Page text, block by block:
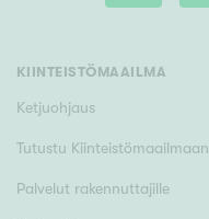
KIINTEISTÖMAAILMA
Ketjuohjaus
Tutustu Kiinteistömaailmaan
Palvelut rakennuttajille